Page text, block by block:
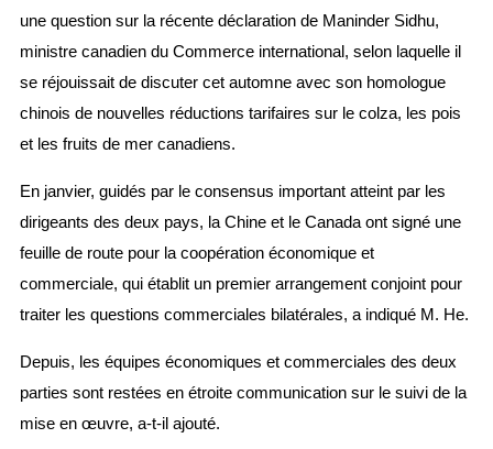
une question sur la récente déclaration de Maninder Sidhu,
ministre canadien du Commerce international, selon laquelle il
se réjouissait de discuter cet automne avec son homologue
chinois de nouvelles réductions tarifaires sur le colza, les pois
et les fruits de mer canadiens.
En janvier, guidés par le consensus important atteint par les
dirigeants des deux pays, la Chine et le Canada ont signé une
feuille de route pour la coopération économique et
commerciale, qui établit un premier arrangement conjoint pour
traiter les questions commerciales bilatérales, a indiqué M. He.
Depuis, les équipes économiques et commerciales des deux
parties sont restées en étroite communication sur le suivi de la
mise en œuvre, a-t-il ajouté.